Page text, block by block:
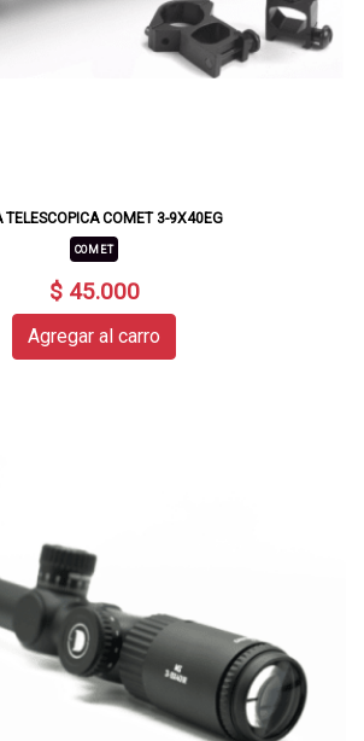
TELESCOPICA COMET 3-9X40EG
COMET
$ 45.000
Agregar al carro